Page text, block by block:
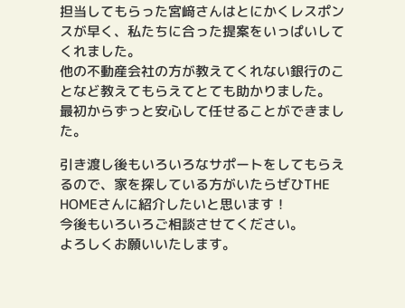
担当してもらった宮﨑さんはとにかくレスポン
スが早く、私たちに合った提案をいっぱいして
くれました。
他の不動産会社の方が教えてくれない銀行のこ
となど教えてもらえてとても助かりました。
最初からずっと安心して任せることができまし
た。
引き渡し後もいろいろなサポートをしてもらえ
るので、家を探している方がいたらぜひTHE
HOMEさんに紹介したいと思います！
今後もいろいろご相談させてください。
よろしくお願いいたします。